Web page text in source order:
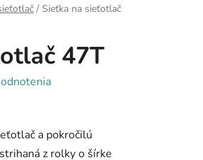
/ Sieťka na sieťotlač
47T
a pokročilú
z rolky o šírke